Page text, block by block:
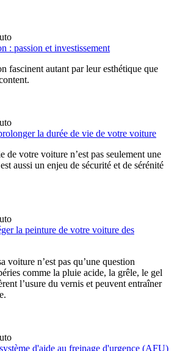
: passion et investissement
fascinent autant par leur esthétique que
la durée de vie de votre voiture
de votre voiture n’est pas seulement une
aussi un enjeu de sécurité et de sérénité
la peinture de votre voiture des
voiture n’est pas qu’une question
comme la pluie acide, la grêle, le gel
l’usure du vernis et peuvent entraîner
d'aide au freinage d'urgence (AFU)